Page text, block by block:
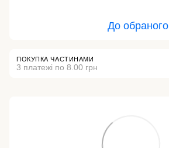
До обраного
ПОКУПКА ЧАСТИНАМИ
3 платежі по 8.00 грн